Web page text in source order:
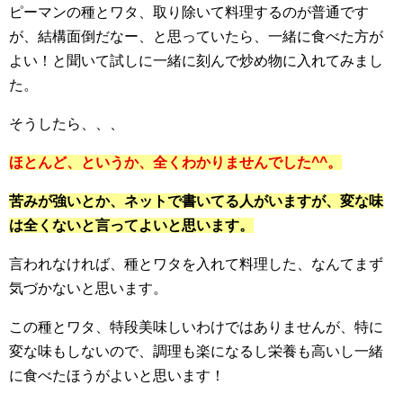
ピーマンの種とワタ、取り除いて料理するのが普通です
が、結構面倒だなー、と思っていたら、一緒に食べた方が
よい！と聞いて試しに一緒に刻んで炒め物に入れてみまし
た。
そうしたら、、、
ほとんど、というか、全くわかりませんでした^^。
苦みが強いとか、ネットで書いてる人がいますが、変な味
は全くないと言ってよいと思います。
言われなければ、種とワタを入れて料理した、なんてまず
気づかないと思います。
この種とワタ、特段美味しいわけではありませんが、特に
変な味もしないので、調理も楽になるし栄養も高いし一緒
に食べたほうがよいと思います！